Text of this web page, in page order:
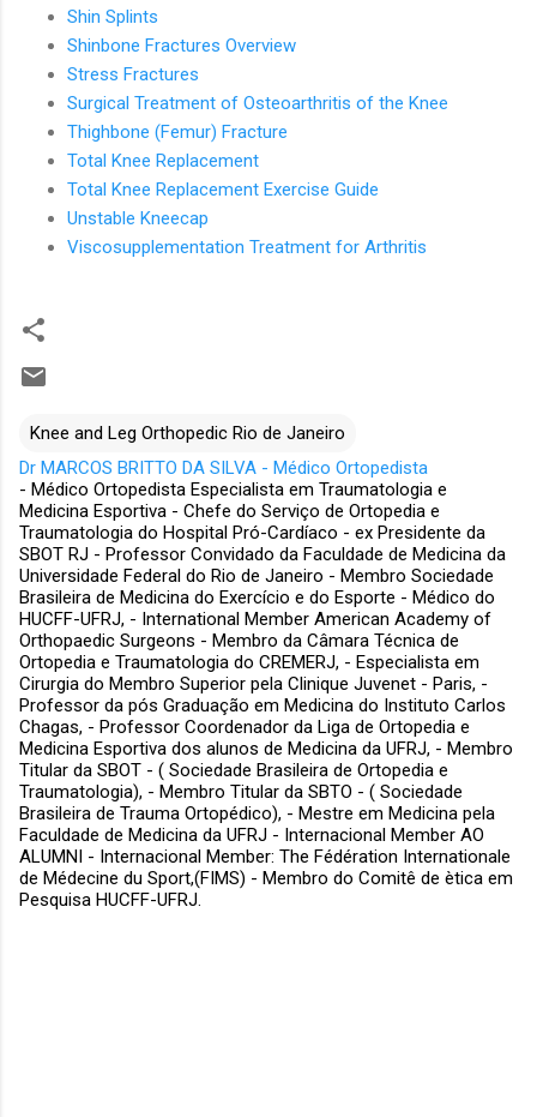
Shin Splints
Shinbone Fractures Overview
Stress Fractures
Surgical Treatment of Osteoarthritis of the Knee
Thighbone (Femur) Fracture
Total Knee Replacement
Total Knee Replacement Exercise Guide
Unstable Kneecap
Viscosupplementation Treatment for Arthritis
Knee and Leg Orthopedic Rio de Janeiro
Dr MARCOS BRITTO DA SILVA - Médico Ortopedista
- Médico Ortopedista Especialista em Traumatologia e
Medicina Esportiva - Chefe do Serviço de Ortopedia e
Traumatologia do Hospital Pró-Cardíaco - ex Presidente da
SBOT RJ - Professor Convidado da Faculdade de Medicina da
Universidade Federal do Rio de Janeiro - Membro Sociedade
Brasileira de Medicina do Exercício e do Esporte - Médico do
HUCFF-UFRJ, - International Member American Academy of
Orthopaedic Surgeons - Membro da Câmara Técnica de
Ortopedia e Traumatologia do CREMERJ, - Especialista em
Cirurgia do Membro Superior pela Clinique Juvenet - Paris, -
Professor da pós Graduação em Medicina do Instituto Carlos
Chagas, - Professor Coordenador da Liga de Ortopedia e
Medicina Esportiva dos alunos de Medicina da UFRJ, - Membro
Titular da SBOT - ( Sociedade Brasileira de Ortopedia e
Traumatologia), - Membro Titular da SBTO - ( Sociedade
Brasileira de Trauma Ortopédico), - Mestre em Medicina pela
Faculdade de Medicina da UFRJ - Internacional Member AO
ALUMNI - Internacional Member: The Fédération Internationale
de Médecine du Sport,(FIMS) - Membro do Comitê de ètica em
Pesquisa HUCFF-UFRJ.